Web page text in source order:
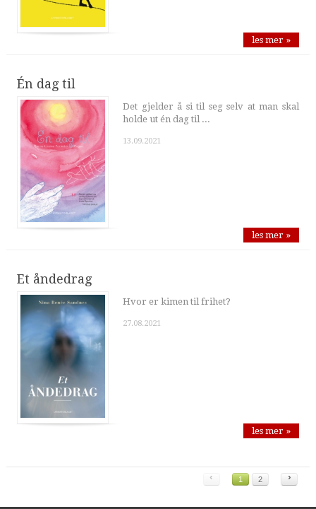
les mer »
Én dag til
Det gjelder å si til seg selv at man skal
holde ut én dag til ...
13.09.2021
les mer »
Et åndedrag
Hvor er kimen til frihet?
27.08.2021
les mer »
‹ 1 2 ›